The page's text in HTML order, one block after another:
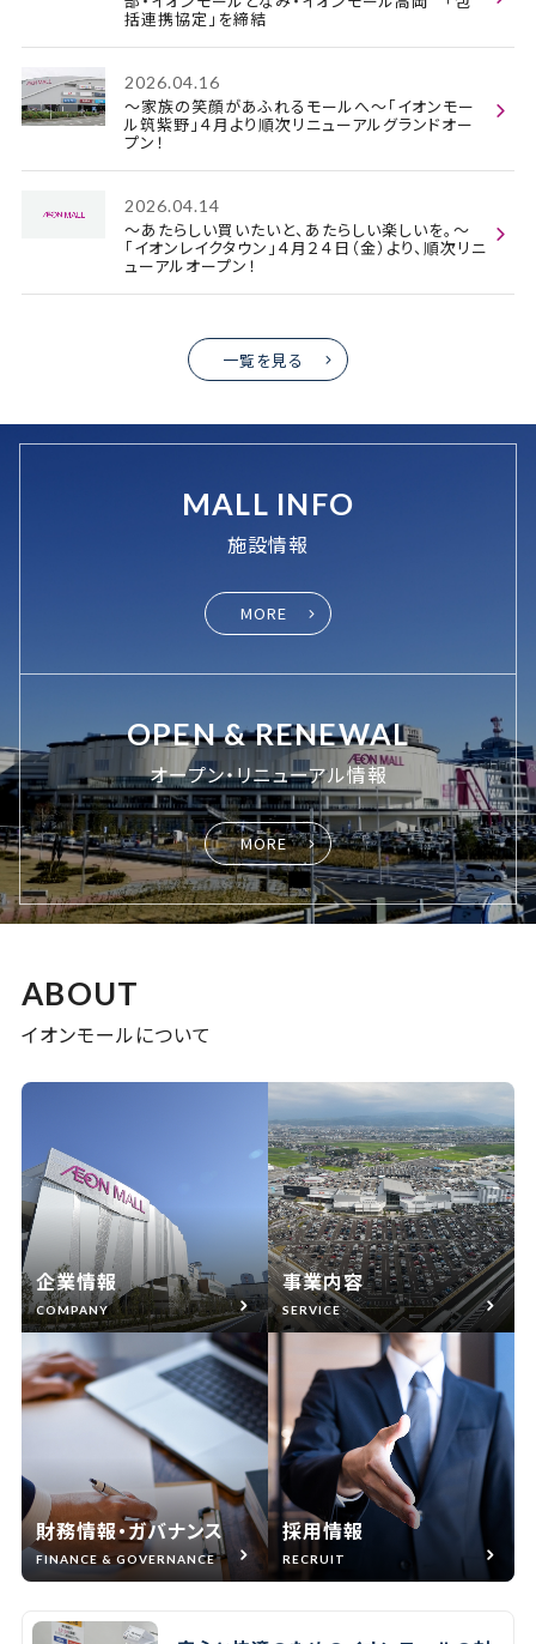
括連携協定」を締結
2026.04.16
～家族の笑顔があふれるモールへ～「イオンモー
ル筑紫野」４月より順次リニューアルグランドオー
プン！
2026.04.14
～あたらしい買いたいと、あたらしい楽しいを。～
「イオンレイクタウン」４月２４日（金）より、順次リニ
ューアルオープン！
一覧を見る
MALL INFO
施設情報
MORE
OPEN & RENEWAL
オープン・リニューアル情報
MORE
ABOUT
イオンモールについて
企業情報
COMPANY
事業内容
SERVICE
財務情報・ガバナンス
FINANCE & GOVERNANCE
採用情報
RECRUIT